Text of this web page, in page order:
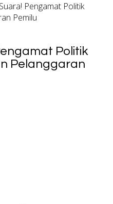
Pengamat Politik
Pemilu
Politik
Pelanggaran